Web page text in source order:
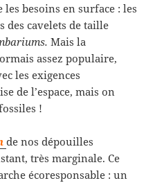
besoins en surface : les
des cavelets de taille
Mais la
assez populaire,
les exigences
de l’espace, mais on
!
de nos dépouilles
très marginale. Ce
écoresponsable : un